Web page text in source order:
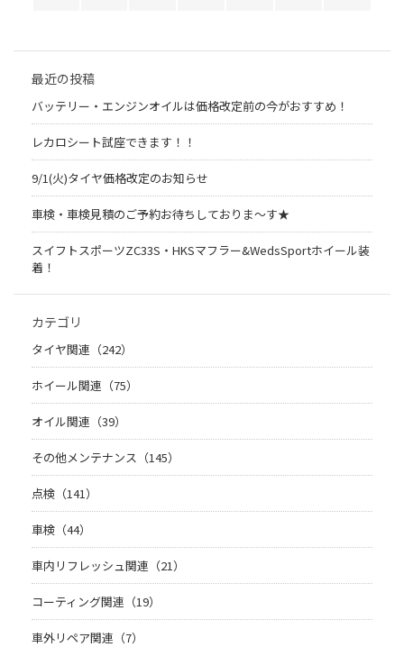
最近の投稿
バッテリー・エンジンオイルは価格改定前の今がおすすめ！
レカロシート試座できます！！
9/1(火)タイヤ価格改定のお知らせ
車検・車検見積のご予約お待ちしておりま～す★
スイフトスポーツZC33S・HKSマフラー&WedsSportホイール装
着！
カテゴリ
タイヤ関連（242）
ホイール関連（75）
オイル関連（39）
その他メンテナンス（145）
点検（141）
車検（44）
車内リフレッシュ関連（21）
コーティング関連（19）
車外リペア関連（7）